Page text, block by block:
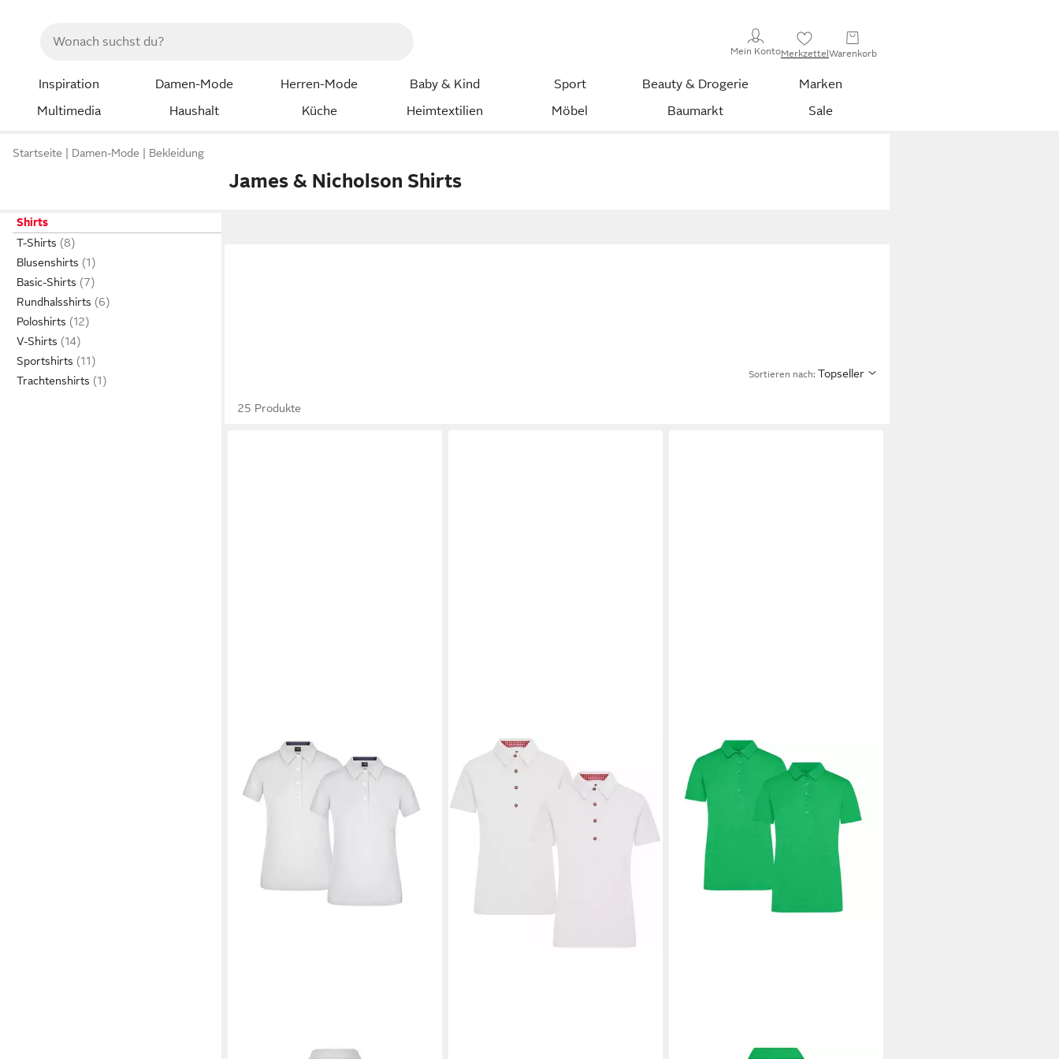
Mein KontoMerkzettelWarenkorb
Inspiration Damen-Mode Herren-Mode Baby & Kind Sport Beauty & Drogerie
Marken
Multimedia
Haushalt Küche Heimtextilien Möbel Baumarkt Sale
Startseite Damen-Mode Bekleidung
James & Nicholson Shirts
Shirts
T-Shirts
Blusenshirts
Basic-Shirts
Rundhalsshirts
Poloshirts
V-Shirts
Sportshirts
Trachtenshirts
Sortieren nach: Topseller
25 Produkte